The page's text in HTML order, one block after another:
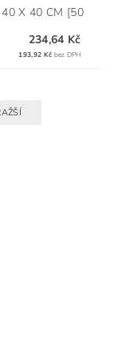
40 X 40 CM [50
234,64 Kč
193,92 Kč bez DPH